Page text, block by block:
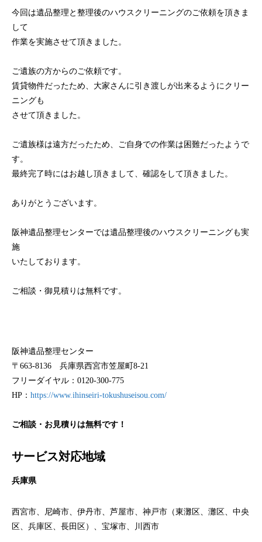
今回は遺品整理と整理後のハウスクリーニングのご依頼を頂きま
して
作業を実施させて頂きました。
ご遺族の方からのご依頼です。
賃貸物件だったため、大家さんに引き渡しが出来るようにクリー
ニングも
させて頂きました。
ご遺族様は遠方だったため、ご自身での作業は困難だったようで
す。
最終完了時にはお越し頂きまして、確認をして頂きました。
ありがとうございます。
阪神遺品整理センターでは遺品整理後のハウスクリーニングも実
施
いたしております。
ご相談・御見積りは無料です。
阪神遺品整理センター
〒663-8136 兵庫県西宮市笠屋町8-21
フリーダイヤル：0120-300-775
HP： https://www.ihinseiri-tokushuseisou.com/
ご相談・お見積りは無料です！
サービス対応地域
兵庫県
西宮市、尼崎市、伊丹市、芦屋市、神戸市（東灘区、灘区、中央
区、兵庫区、長田区）、宝塚市、川西市